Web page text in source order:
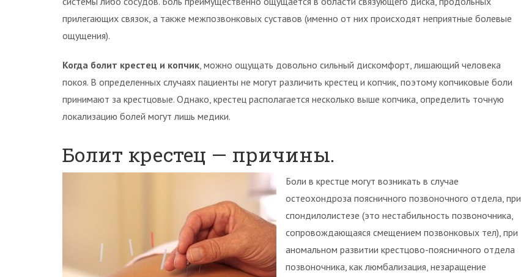
прилегающих связок, а также межпозвонковых суставов (именно от них происходят неприятные болевые
ощущения).
Когда болит крестец и копчик, можно ощущать довольно сильный дискомфорт, лишающий человека
покоя. В определенных случаях пациенты не могут различить крестец и копчик, поэтому копчиковые боли
принимают за крестцовые. Однако, крестец располагается несколько выше копчика, определить точную
локализацию болей могут лишь медики.
Болит крестец — причины.
Боли в крестце могут возникать в случае
остеохондроза поясничного позвоночного отдела, при
спондилолистезе (это нестабильность позвоночника,
сопровождающаяся смещением позвонковых тел), при
аномальном развитии крестцово-поясничного отдела
позвоночника, как люмбализация, незаращение